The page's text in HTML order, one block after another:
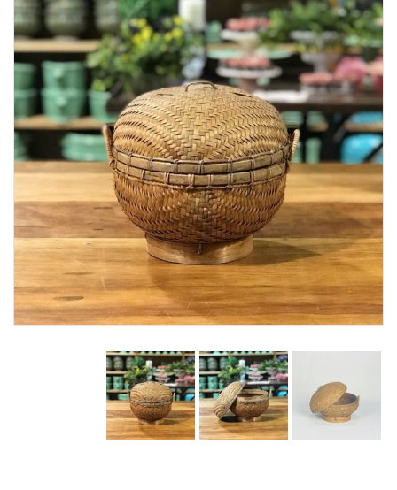
Lost Password
Cadastrar Conta